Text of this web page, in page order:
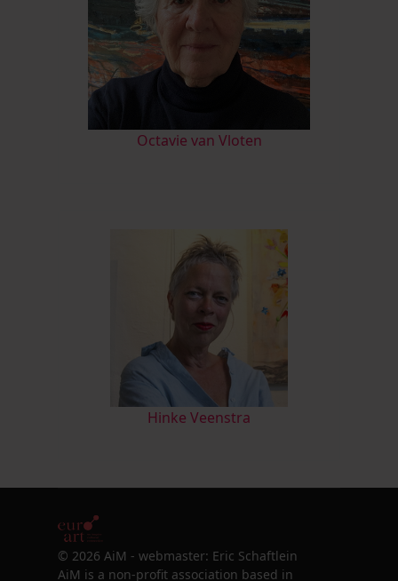
Octavie van Vloten
Hinke Veenstra
© 2026 AiM - webmaster: Eric Schaftlein
AiM is a non-profit association based in